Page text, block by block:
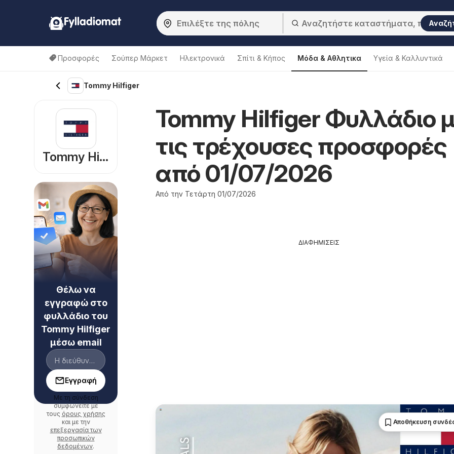
Fylladiomat
Προσφορές Σούπερ Μάρκετ Hλεκτρονικά Σπίτι & Κήπος Μόδα & Aθλητικα Υγεία & Καλλυντικά
Tommy Hilfiger
Tommy Hilfiger Φυλλάδιο
τις τρέχουσες προσφορές
από 01/07/2026
Από την Τετάρτη 01/07/2026
ΔΙΑΦΗΜΙΣΕΙΣ
Αποθήκευση
Tommy Hilfiger
Θέλω να
εγγραφώ στο
φυλλάδιο του
Tommy Hilfiger
μέσω email
Εγγραφή
Με τη σύνδεση
συμφωνείτε με
τους όρους χρήσης
και με την
επεξεργασία των
προσωπικών
δεδομένων.